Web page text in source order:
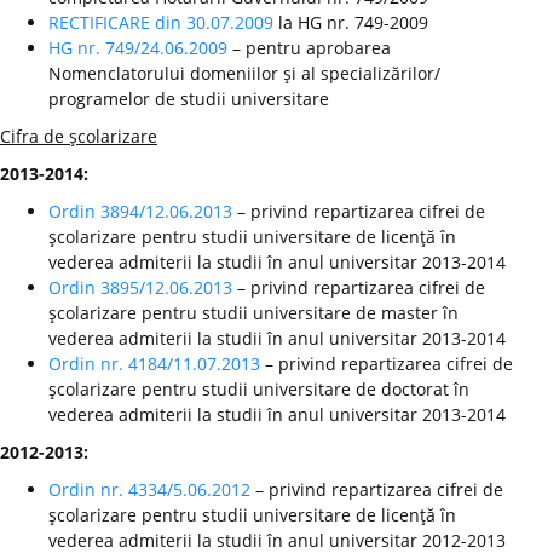
RECTIFICARE din 30.07.2009 la HG nr. 749-2009
HG nr. 749/24.06.2009 – pentru aprobarea
Nomenclatorului domeniilor şi al specializărilor/
programelor de studii universitare
Cifra de şcolarizare
2013-2014:
Ordin 3894/12.06.2013 – privind repartizarea cifrei de
şcolarizare pentru studii universitare de licenţă în
vederea admiterii la studii în anul universitar 2013-2014
Ordin 3895/12.06.2013 – privind repartizarea cifrei de
şcolarizare pentru studii universitare de master în
vederea admiterii la studii în anul universitar 2013-2014
Ordin nr. 4184/11.07.2013 – privind repartizarea cifrei de
şcolarizare pentru studii universitare de doctorat în
vederea admiterii la studii în anul universitar 2013-2014
2012-2013:
Ordin nr. 4334/5.06.2012 – privind repartizarea cifrei de
şcolarizare pentru studii universitare de licenţă în
vederea admiterii la studii în anul universitar 2012-2013